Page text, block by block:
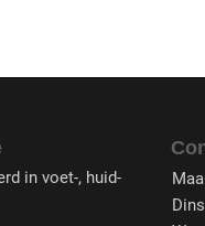
in voet-, huid-